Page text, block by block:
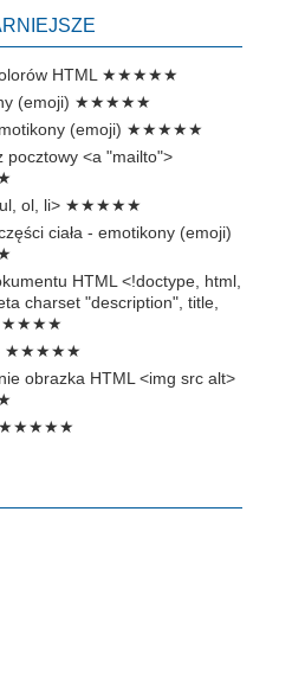
HTML ★★★★★
(emoji) ★★★★★
(emoji) ★★★★★
pocztowy <a "mailto">
ol, li> ★★★★★
ciała - emotikony (emoji)
HTML <!doctype, html,
charset "description", title,
★★★★★
obrazka HTML <img src alt>
★★★★★